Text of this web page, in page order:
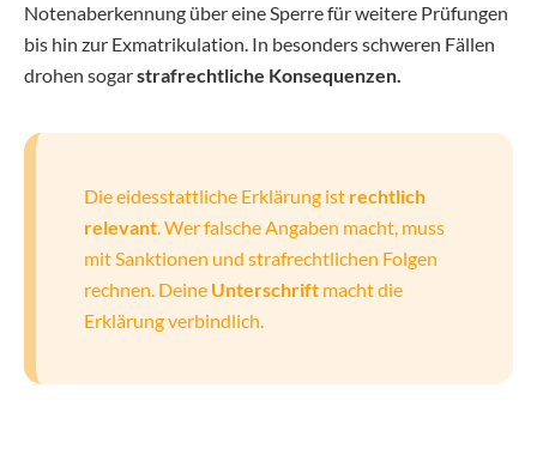
Notenaberkennung über eine Sperre für weitere Prüfungen
bis hin zur Exmatrikulation. In besonders schweren Fällen
drohen sogarstrafrechtliche Konsequenzen.
Die eidesstattliche Erklärung ist rechtlich
relevant. Wer falsche Angaben macht, muss
mit Sanktionen und strafrechtlichen Folgen
rechnen. Deine Unterschrift macht die
Erklärung verbindlich.